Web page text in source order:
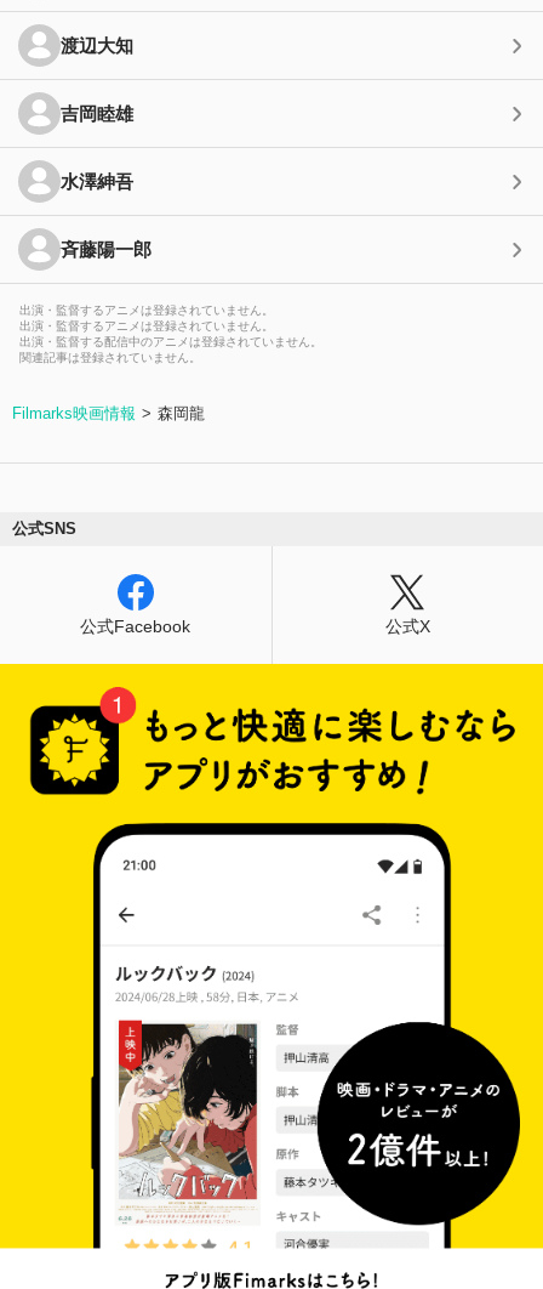
渡辺大知
吉岡睦雄
水澤紳吾
斉藤陽一郎
出演・監督するアニメは登録されていません。
出演・監督するアニメは登録されていません。
出演・監督する配信中のアニメは登録されていません。
関連記事は登録されていません。
Filmarks映画情報 森岡龍
公式SNS
公式Facebook 公式X